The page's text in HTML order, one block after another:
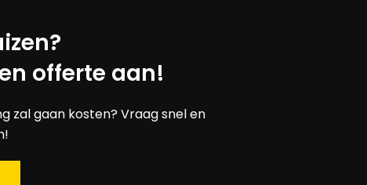
offerte aan!
zal gaan kosten? Vraag snel en